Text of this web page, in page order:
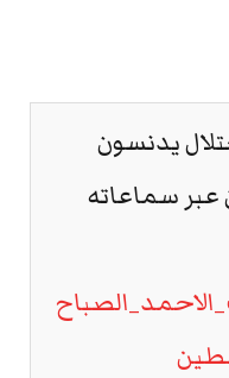
يدنسون
عبر سماعاته